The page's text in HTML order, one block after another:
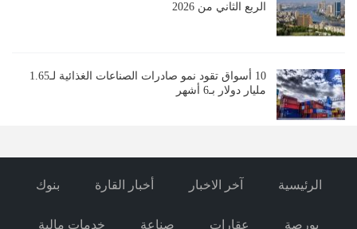
الربع الثاني من 2026
10 أسواق تقود نمو صادرات الصناعات الغذائية لـ1.65
مليار دولار بـ6 أشهر
الرئيسية آخر الاخبار أخبار القارة بنوك
بورصة عقارات صناعة خدمات مالية